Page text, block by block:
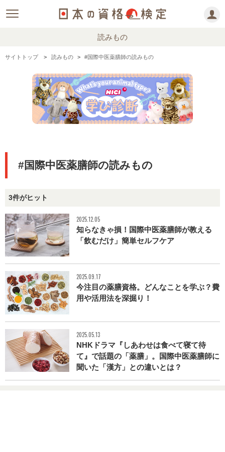
読みもの
サイトトップ 読みもの #国際中医薬膳師の読みもの
#国際中医薬膳師の読みもの
3件がヒット
2025.12.05
知らなきゃ損！国際中医薬膳師が教える
「飲むだけ」簡単セルフケア
2025.09.17
今注目の薬膳資格。どんなことを学ぶ？費
用や活用法を深掘り！
2025.05.13
NHKドラマ『しあわせは食べて寝て待
て』で話題の「薬膳」。国際中医薬膳師に
聞いた「漢方」との違いとは？